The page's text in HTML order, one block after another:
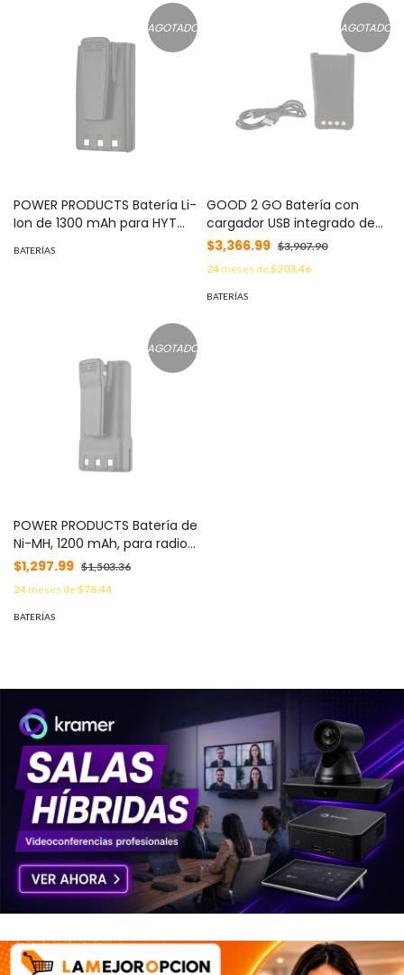
AGOTADO
POWER PRODUCTS Batería Li-
Ion de 1300 mAh para HYT
TC500 / TC-500U / TC-500V
MOD: PP-BL-1301L
BATERÍAS
AGOTADO
GOOD 2 GO Batería con
cargador USB integrado de
Li-Ion 2000MAH con clip para
radio HYT PD782 para
cargarla como celular MOD:
PC-BL2006
$3,366.99 $3,907.90
24meses de$203.46
BATERÍAS
AGOTADO
POWER PRODUCTS Batería de
Ni-MH, 1200 mAh, para radios
HYT TC600 / TC600U /
TC600V MOD: PP-BL-1203LI
$1,297.99 $1,503.36
24meses de$78.44
BATERÍAS